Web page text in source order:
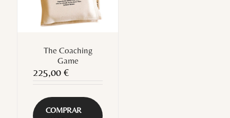
The Coaching
Game
225,00 €
COMPRAR